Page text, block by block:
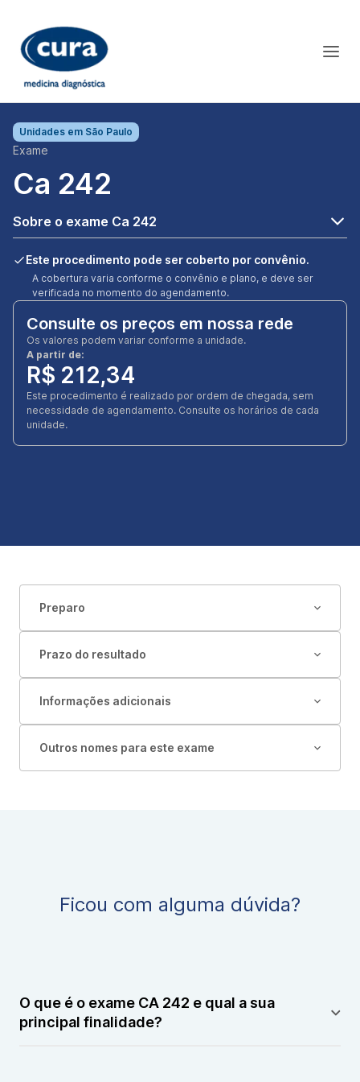
Unidades em São Paulo
Exame
Ca 242
Sobre o exame Ca 242
Este procedimento pode ser coberto por convênio.
A cobertura varia conforme o convênio e plano, e deve ser
verificada no momento do agendamento.
Consulte os preços em nossa rede
Os valores podem variar conforme a unidade.
A partir de:
R$ 212,34
Este procedimento é realizado por ordem de chegada, sem
necessidade de agendamento. Consulte os horários de cada
unidade.
Preparo
Prazo do resultado
Informações adicionais
Outros nomes para este exame
Ficou com alguma dúvida?
O que é o exame CA 242 e qual a sua
principal finalidade?